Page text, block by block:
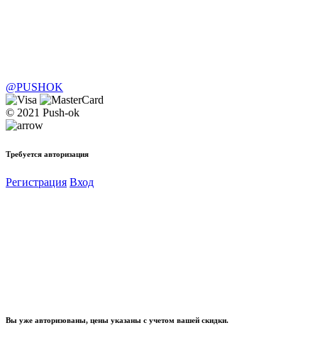
@PUSHOK
© 2021 Push-ok
Требуется авторизация
Регистрация Вход
Вы уже авторизованы, цены указаны с учетом вашей скидки.